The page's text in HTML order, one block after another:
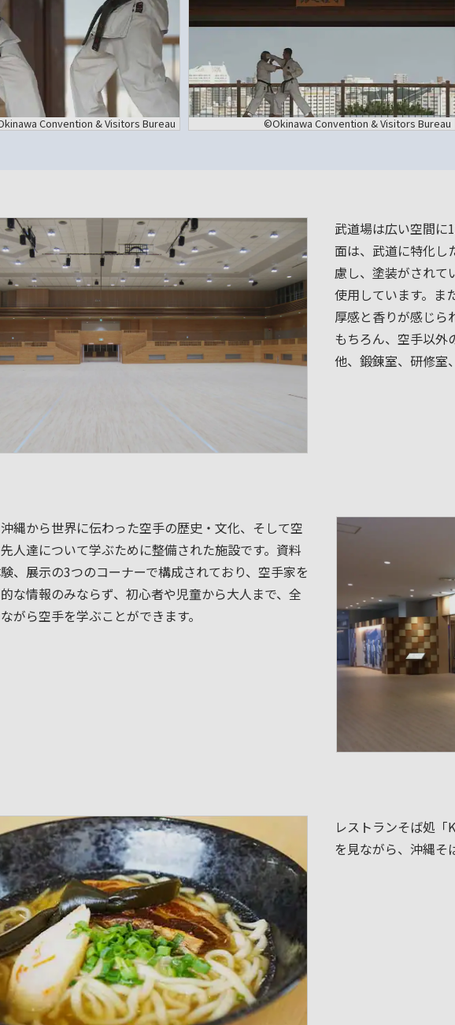
Convention & Visitors Bureau ©Okinawa Convention & Visitors Bureau
武道場は広い空間に
面は、武道に特化し
慮し、塗装がされて
使用しています。ま
厚感と香りが感じら
もちろん、空手以外
他、鍛錬室、研修室
縄から世界に伝わった空手の歴史・文化、そして空
人達について学ぶために整備された施設です。資料
、展示の3つのコーナーで構成されており、空手家を
な情報のみならず、初心者や児童から大人まで、全
がら空手を学ぶことができます。
レストランそば処「
を見ながら、沖縄そ